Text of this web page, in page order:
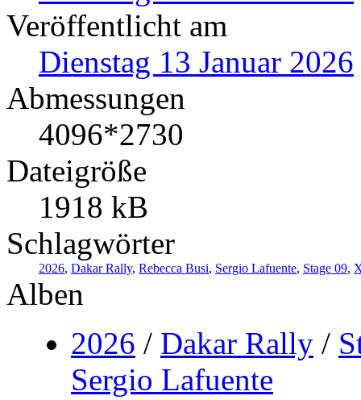
Veröffentlicht am
Dienstag 13 Januar 2026
Abmessungen
4096*2730
Dateigröße
1918 kB
Schlagwörter
2026, Dakar Rally, Rebecca Busi, Sergio Lafuente, Stage 09,
Alben
2026 / Dakar Rally /
Sergio Lafuente